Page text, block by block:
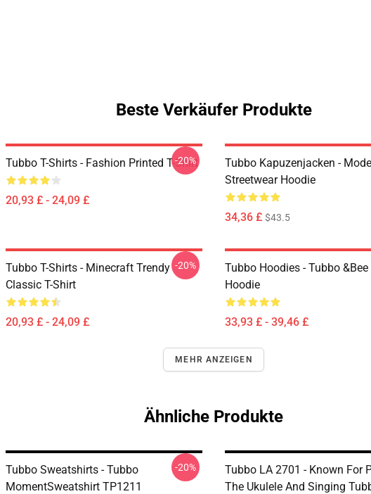
Beste Verkäufer Produkte
Tubbo T-Shirts - Fashion Printed T-Shirt
20,93 £ - 24,09 £
-20%
Tubbo Kapuzenjacken -
Streetwear Hoodie
34,36 £ $43.5
Tubbo T-Shirts - Minecraft Trendy
Classic T-Shirt
20,93 £ - 24,09 £
-20%
Tubbo Hoodies - Tubbo
Hoodie
33,93 £ - 39,46 £
MEHR ANZEIGEN
Ähnliche Produkte
Tubbo Sweatshirts - Tubbo
MomentSweatshirt TP1211
-20%
Tubbo LA 2701 - Known For
The Ukulele And Singing